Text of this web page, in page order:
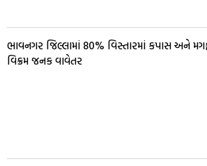
ભાવનગર જિલ્લામાં 80% વિસ્તારમાં કપાસ અને
વિક્રમ જનક વાવેતર